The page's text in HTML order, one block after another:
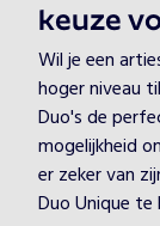
keuze
Wil je een
hoger niveau
Duo's de
mogelijkheid
er zeker van
Duo Unique te